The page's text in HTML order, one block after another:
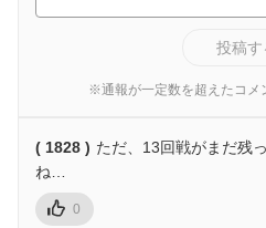
投稿す
※通報が一定数を超えたコメ
( 1828 ) ただ、13回戦がまだ残
ね…
0